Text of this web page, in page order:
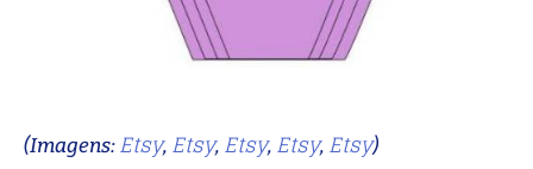
(Imagens:Etsy, Etsy, Etsy, Etsy, Etsy)